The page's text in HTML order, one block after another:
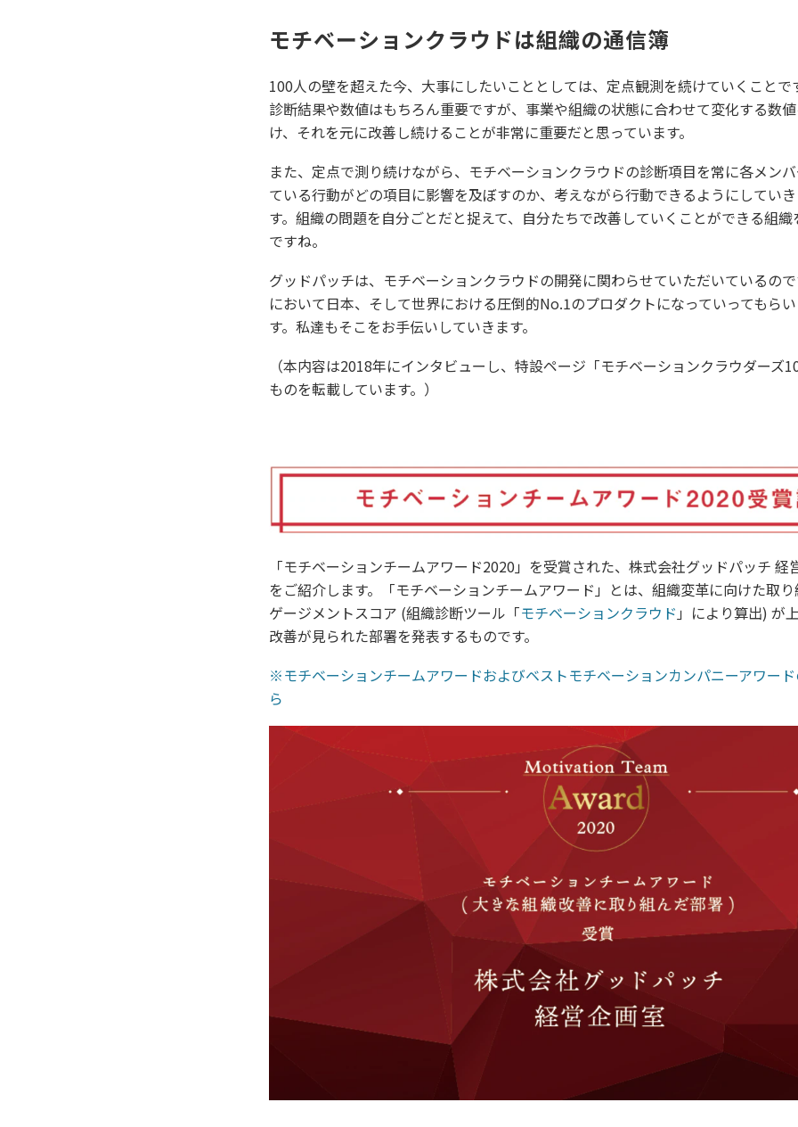
モチベーションクラウドは組織の通信簿
100人の壁を超えた今、大事にしたいこととしては、定点観測を続けていくことで
診断結果や数値はもちろん重要ですが、事業や組織の状態に合わせて変化する数
け、それを元に改善し続けることが非常に重要だと思っています。
また、定点で測り続けながら、モチベーションクラウドの診断項目を常に各メン
ている行動がどの項目に影響を及ぼすのか、考えながら行動できるようにしてい
す。組織の問題を自分ごとだと捉えて、自分たちで改善していくことができる組
ですね。
グッドパッチは、モチベーションクラウドの開発に関わらせていただいているの
において日本、そして世界における圧倒的No.1のプロダクトになっていってもら
す。私達もそこをお手伝いしていきます。
（本内容は2018年にインタビューし、特設ページ「モチベーションクラウダーズ
ものを転載しています。）
「モチベーションチームアワード2020」を受賞された、株式会社グッドパッチ 経
をご紹介します。「モチベーションチームアワード」とは、組織変革に向けた取
ゲージメントスコア (組織診断ツール「モチベーションクラウド 」により算出) が
改善が見られた部署を発表するものです。
※モチベーションチームアワードおよびベストモチベーションカンパニーアワー
ら